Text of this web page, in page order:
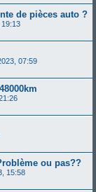
de pièces auto ?
07:59
ou pas??
15:58